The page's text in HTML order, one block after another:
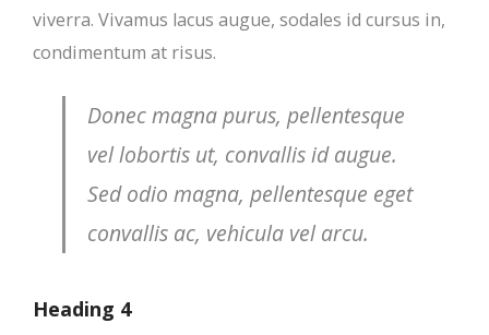
viverra. Vivamus lacus augue, sodales id cursus in,
condimentum at risus.
Donec magna purus, pellentesque
vel lobortis ut, convallis id augue.
Sed odio magna, pellentesque eget
convallis ac, vehicula vel arcu.
Heading 4